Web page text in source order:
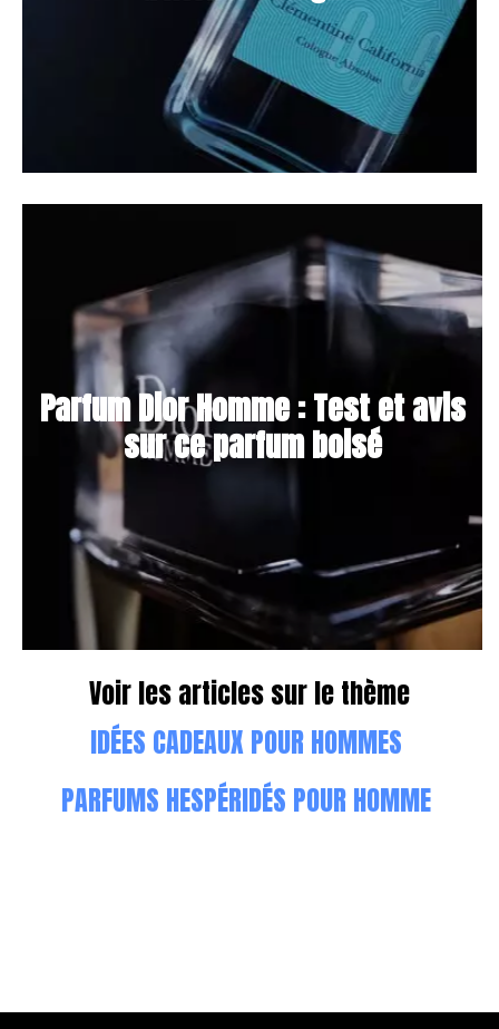
Parfum Dior Homme : Test et avis
sur ce parfum boisé
Voir les articles sur le thème
IDÉES CADEAUX POUR HOMMES
PARFUMS HESPÉRIDÉS POUR HOMME